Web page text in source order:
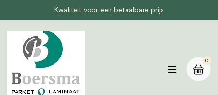
Kwaliteit voor een betaalbare prijs
0